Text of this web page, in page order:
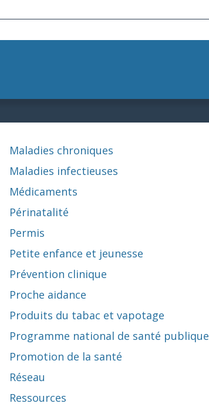
Maladies chroniques
Maladies infectieuses
Médicaments
Périnatalité
Permis
Petite enfance et jeunesse
Prévention clinique
Proche aidance
Produits du tabac et vapotage
Programme national de santé publique
Promotion de la santé
Réseau
Ressources